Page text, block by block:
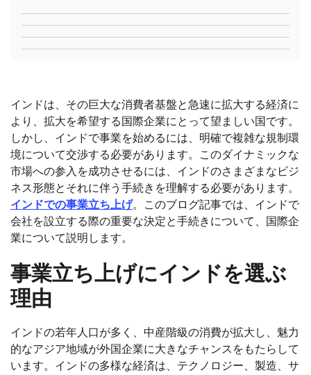
インドは、その巨大な消費者基盤と急速に拡大する経済に
より、拡大を希望する国際企業にとって望ましい国です。
しかし、インドで事業を始めるには、明確で複雑な規制環
境について交渉する必要があります。このダイナミックな
市場への参入を成功させるには、インドのさまざまなビジ
ネス形態とそれに伴う手続きを理解する必要があります。
インドでの事業立ち上げ。このブログ記事では、インドで
会社を設立する際の重要な決定と手続きについて、国際企
業について説明します。
事業立ち上げにインドを選ぶ
理由
インドの若年人口が多く、中産階級の消費が拡大し、魅力
的なアジア地域が外国企業に大きなチャンスをもたらして
います。インドの多様な経済は、テクノロジー、製造、サ